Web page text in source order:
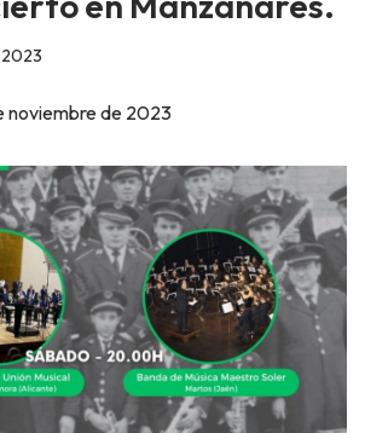
noviembre de 2023